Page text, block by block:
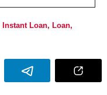
Instant Loan, Loan,